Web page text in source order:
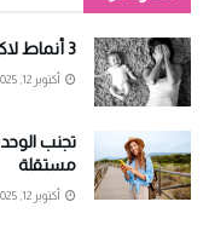
3 أنماط لاكتئاب ما بعد الولادة .. تعرفي عليها
أكتوبر 12, 2025
مستقلة
أكتوبر 12, 2025